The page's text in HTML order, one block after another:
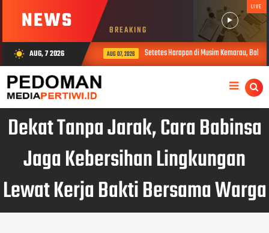
NEWS BREAKING
LIVE
wb_sunny AUG, 7 2026 AUG 07, 2026 Setetes Harapan di Musim Kemarau,
Dekat Tanpa Jarak, Cara Babinsa
Jaga Kebersihan Lingkungan
Lewat Kerja Bakti Bersama Warga